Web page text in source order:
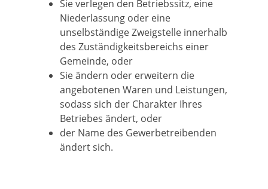
Sie verlegen den Betriebssitz, eine
Niederlassung oder eine
unselbständige Zweigstelle innerhalb
des Zuständigkeitsbereichs einer
Gemeinde, oder
Sie ändern oder erweitern die
angebotenen Waren und Leistungen,
sodass sich der Charakter Ihres
Betriebes ändert, oder
der Name des Gewerbetreibenden
ändert sich.